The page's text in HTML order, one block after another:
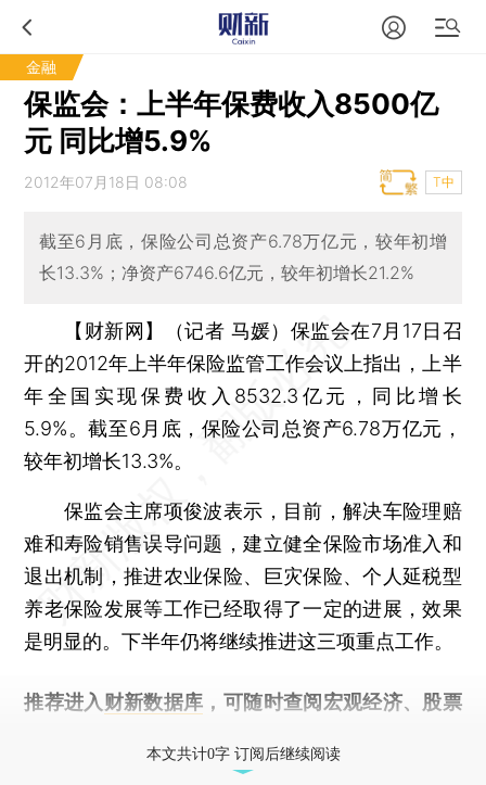
金融
保监会：上半年保费收入8500亿
元 同比增5.9%
2012年07月18日 08:08 T中
截至6月底，保险公司总资产6.78万亿元，较年初增
长13.3%；净资产6746.6亿元，较年初增长21.2%
【财新网】（记者 马媛） 保监会在7月17日召
开的2012年上半年保险监管工作会议上指出，上半
年全国实现保费收入8532.3亿元，同比增长
5.9%。截至6月底，保险公司总资产6.78万亿元，
较年初增长13.3%。
保监会主席项俊波表示，目前，解决车险理赔
难和寿险销售误导问题，建立健全保险市场准入和
退出机制，推进农业保险、巨灾保险、个人延税型
养老保险发展等工作已经取得了一定的进展，效果
是明显的。下半年仍将继续推进这三项重点工作。
推荐进入 财新数据库 ，可随时查阅宏观经济、股票
本文共计0字 订阅后继续阅读